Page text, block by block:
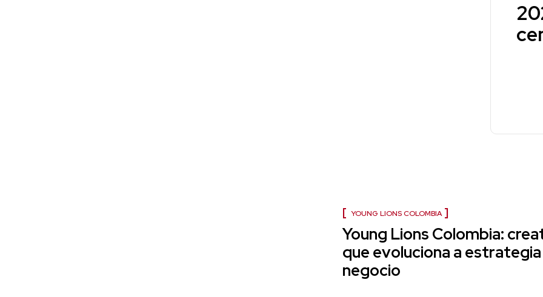
YOUNG LIONS COLOMBIA
Young Lions Colombia:
que evoluciona a
negocio